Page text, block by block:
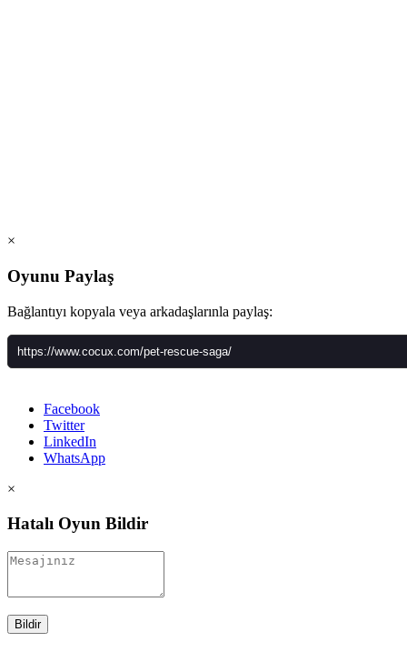
×
Oyunu Paylaş
Bağlantıyı kopyala veya arkadaşlarınla paylaş:
Facebook
Twitter
LinkedIn
WhatsApp
×
Hatalı Oyun Bildir
Bildir